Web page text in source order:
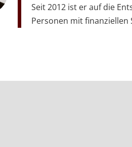
Seit 2012 ist er auf die
Personen mit finanziellen